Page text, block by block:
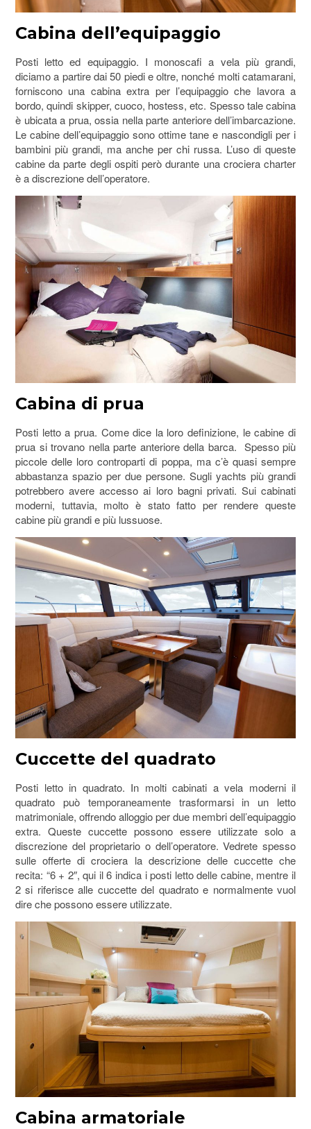
Cabina dell’equipaggio
Posti letto ed equipaggio. I monoscafi a vela più grandi,
diciamo a partire dai 50 piedi e oltre, nonché molti catamarani,
forniscono una cabina extra per l’equipaggio che lavora a
bordo, quindi skipper, cuoco, hostess, etc. Spesso tale cabina
è ubicata a prua, ossia nella parte anteriore dell’imbarcazione.
Le cabine dell’equipaggio sono ottime tane e nascondigli per i
bambini più grandi, ma anche per chi russa. L’uso di queste
cabine da parte degli ospiti però durante una crociera charter
è a discrezione dell’operatore.
Cabina di prua
Posti letto a prua. Come dice la loro definizione, le cabine di
prua si trovano nella parte anteriore della barca. Spesso più
piccole delle loro controparti di poppa, ma c’è quasi sempre
abbastanza spazio per due persone. Sugli yachts più grandi
potrebbero avere accesso ai loro bagni privati. Sui cabinati
moderni, tuttavia, molto è stato fatto per rendere queste
cabine più grandi e più lussuose.
Cuccette del quadrato
Posti letto in quadrato. In molti cabinati a vela moderni il
quadrato può temporaneamente trasformarsi in un letto
matrimoniale, offrendo alloggio per due membri dell’equipaggio
extra. Queste cuccette possono essere utilizzate solo a
discrezione del proprietario o dell’operatore. Vedrete spesso
sulle offerte di crociera la descrizione delle cuccette che
recita: “6 + 2″, qui il 6 indica i posti letto delle cabine, mentre il
2 si riferisce alle cuccette del quadrato e normalmente vuol
dire che possono essere utilizzate.
Cabina armatoriale